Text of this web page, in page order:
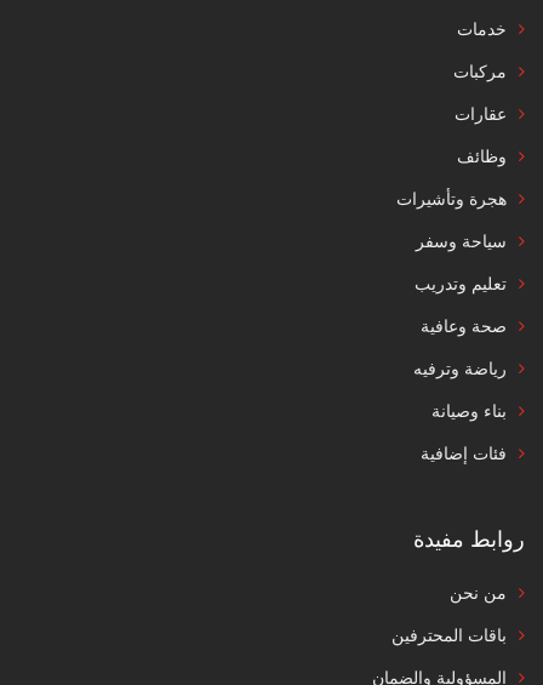
خدمات
مركبات
عقارات
وظائف
هجرة وتأشيرات
سياحة وسفر
تعليم وتدريب
صحة وعافية
رياضة وترفيه
بناء وصيانة
فئات إضافية
روابط مفيدة
من نحن
باقات المحترفين
المسؤولية والضمان